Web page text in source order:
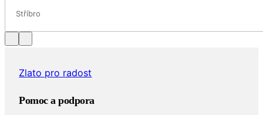
Stříbro
Zlato pro radost
Pomoc a podpora